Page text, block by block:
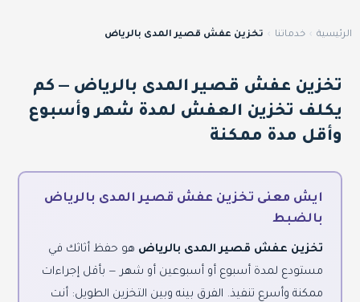
الرئيسية › خدماتنا › تخزين عفش قصير المدى بالرياض
تخزين عفش قصير المدى بالرياض — كم
يكلف تخزين العفش لمدة شهر وأسبوع
وأقل مدة ممكنة
ايش معنى تخزين عفش قصير المدى بالرياض
بالضبط
تخزين عفش قصير المدى بالرياض هو حفظ أثاثك في
مستودع لمدة أسبوع أو أسبوعين أو شهر — بأقل إجراءات
ممكنة وأسرع تنفيذ. الفرق بينه وبين التخزين الطويل: أنت